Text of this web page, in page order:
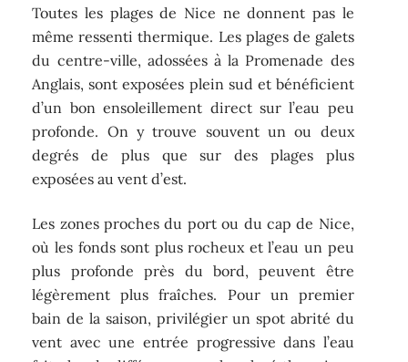
Toutes les plages de Nice ne donnent pas le
même ressenti thermique. Les plages de galets
du centre-ville, adossées à la Promenade des
Anglais, sont exposées plein sud et bénéficient
d’un bon ensoleillement direct sur l’eau peu
profonde. On y trouve souvent un ou deux
degrés de plus que sur des plages plus
exposées au vent d’est.
Les zones proches du port ou du cap de Nice,
où les fonds sont plus rocheux et l’eau un peu
plus profonde près du bord, peuvent être
légèrement plus fraîches. Pour un premier
bain de la saison, privilégier un spot abrité du
vent avec une entrée progressive dans l’eau